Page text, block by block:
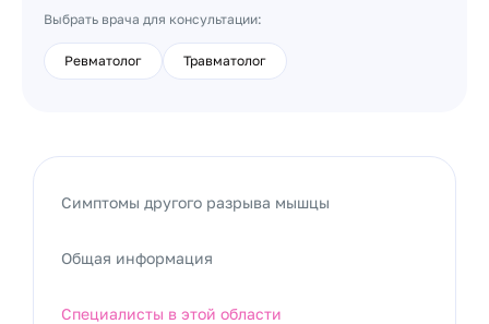
Выбрать врача для консультации:
Ревматолог Травматолог
Симптомы другого разрыва мышцы
Общая информация
Специалисты в этой области